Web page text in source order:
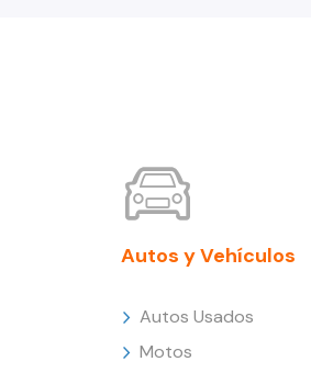
Autos y Vehículos
Autos Usados
Motos